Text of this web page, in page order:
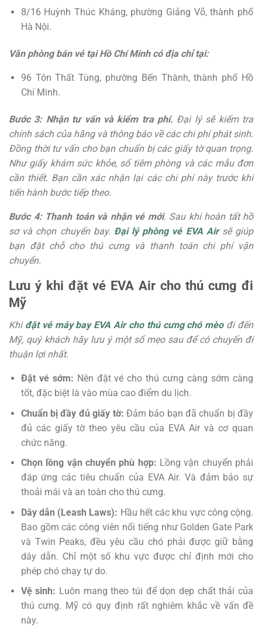
8/16 Huỳnh Thúc Kháng, phường Giảng Võ, thành phố
Hà Nội.
Văn phòng bán vé tại Hồ Chí Minh có địa chỉ tại:
96 Tôn Thất Tùng, phường Bến Thành, thành phố Hồ
Chí Minh.
Bước 3: Nhận tư vấn và kiểm tra phí. Đại lý sẽ kiểm tra
chính sách của hãng và thông báo về các chi phí phát sinh.
Đồng thời tư vấn cho bạn chuẩn bị các giấy tờ quan trọng.
Như giấy khám sức khỏe, sổ tiêm phòng và các mẫu đơn
cần thiết. Bạn cần xác nhận lại các chi phí này trước khi
tiến hành bước tiếp theo.
Bước 4: Thanh toán và nhận vé mới. Sau khi hoàn tất hồ
sơ và chọn chuyến bay. Đại lý phòng vé EVA Airsẽ giúp
bạn đặt chỗ cho thú cưng và thanh toán chi phí vận
chuyển.
Lưu ý khi đặt vé EVA Air cho thú cưng đi
Mỹ
Khi đặt vé máy bay EVA Air cho thú cưng chó mèođi đến
Mỹ, quý khách hãy lưu ý một số mẹo sau để có chuyến đi
thuận lợi nhất.
Đặt vé sớm: Nên đặt vé cho thú cưng càng sớm càng
tốt, đặc biệt là vào mùa cao điểm du lịch.
Chuẩn bị đầy đủ giấy tờ: Đảm bảo bạn đã chuẩn bị đầy
đủ các giấy tờ theo yêu cầu của EVA Air và cơ quan
chức năng.
Chọn lồng vận chuyển phù hợp: Lồng vận chuyển phải
đáp ứng các tiêu chuẩn của EVA Air. Và đảm bảo sự
thoải mái và an toàn cho thú cưng.
Dây dẫn (Leash Laws): Hầu hết các khu vực công cộng.
Bao gồm các công viên nổi tiếng như Golden Gate Park
và Twin Peaks, đều yêu cầu chó phải được giữ bằng
dây dẫn. Chỉ một số khu vực được chỉ định mới cho
phép chó chạy tự do.
Vệ sinh: Luôn mang theo túi để dọn dẹp chất thải của
thú cưng. Mỹ có quy định rất nghiêm khắc về vấn đề
này.